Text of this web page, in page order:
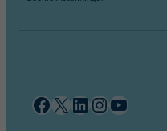
Facebook X LinkedIn InstagramYouTube